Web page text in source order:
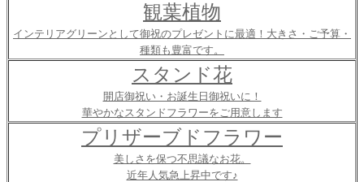
観葉植物
インテリアグリーンとして御祝のプレゼントに最適！大きさ・ご予算・
種類も豊富です。
スタンド花
開店御祝い・お誕生日御祝いに！
華やかなスタンドフラワーをご用意します
プリザーブドフラワー
美しさを保つ不思議なお花。
近年人気急上昇中です♪